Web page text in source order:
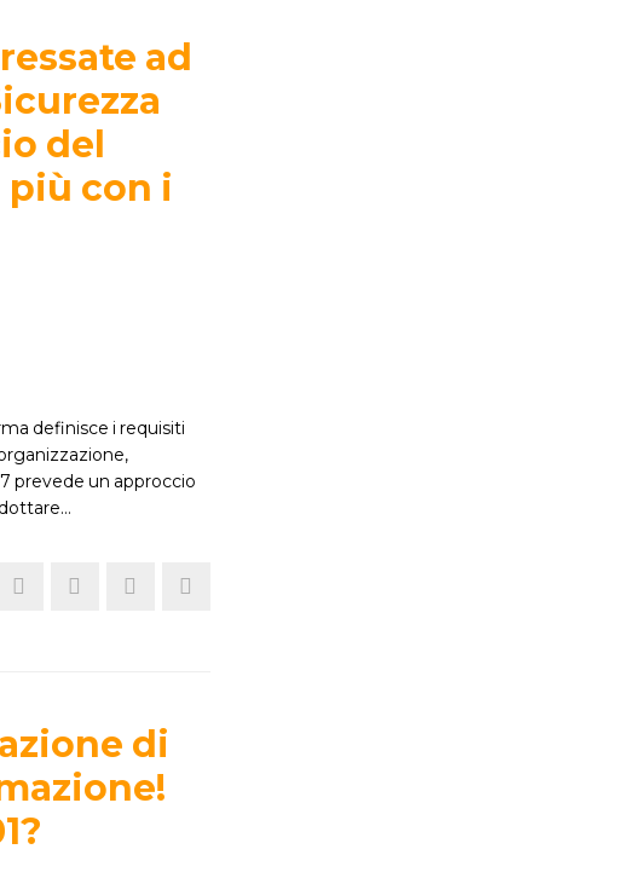
ad
del
più con i
definisce i requisiti
prevede un approccio
di